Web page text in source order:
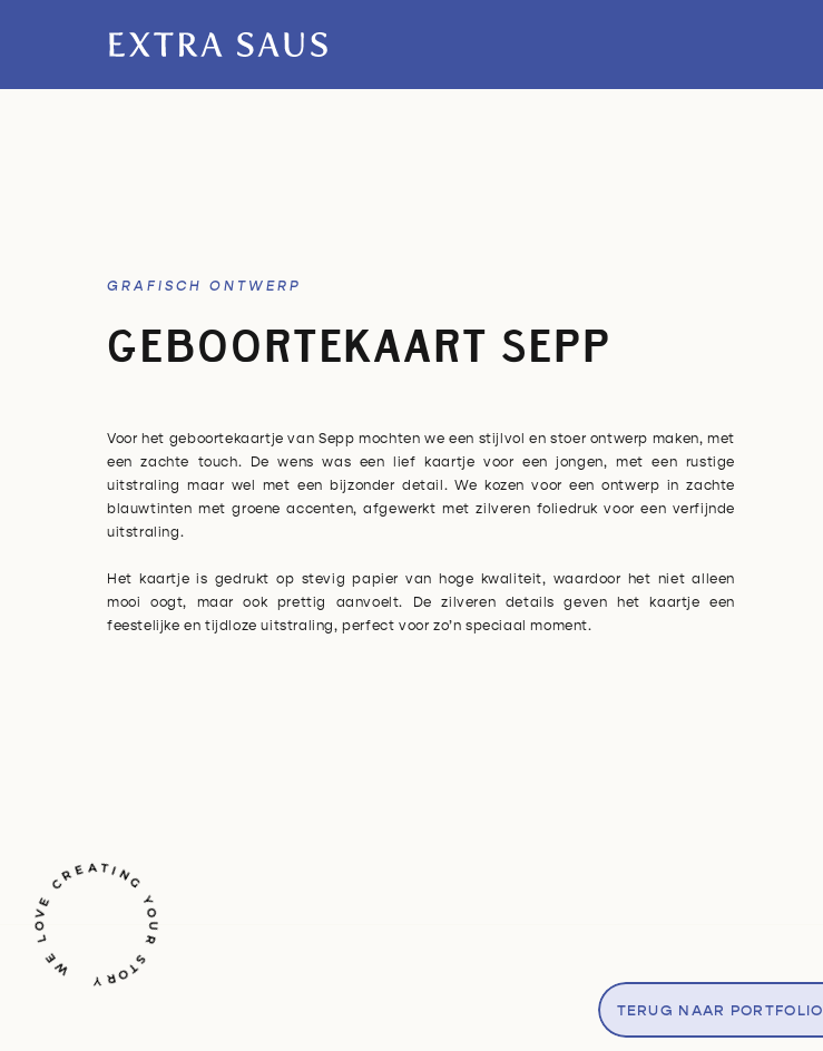
W
E L
O
V
E
C
R
E
A
T
INGY
O
U
R S
T
O
R Y
GRAFISCH ONTWERP
GEBOORTEKAART SEPP
Voor het geboortekaartje van Sepp mochten we een stijlvol en stoer ontwerp maken, met
een zachte touch. De wens was een lief kaartje voor een jongen, met een rustige
uitstraling maar wel met een bijzonder detail. We kozen voor een ontwerp in zachte
blauwtinten met groene accenten, afgewerkt met zilveren foliedruk voor een verfijnde
uitstraling.
Het kaartje is gedrukt op stevig papier van hoge kwaliteit, waardoor het niet alleen
mooi oogt, maar ook prettig aanvoelt. De zilveren details geven het kaartje een
feestelijke en tijdloze uitstraling, perfect voor zo’n speciaal moment.
TERUG NAAR PORTFOLIO